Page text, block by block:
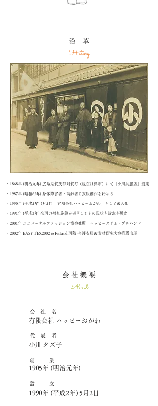
沿 革
History
・1868年 (明治元年) 広島県賀茂郡阿賀町（現在は呉市）にて「小川呉服店」創業
・1987年 (昭和62年) 身体障害者・高齢者の衣服創作を始める
​・1990年 (平成2年) 5月2日 「有限会社ハッピーおがわ」として法人化
・1991年 (平成3年) 全国の福祉施設を巡回してその現状と訴求を研究
・2001年 ユニバーサルファッション協会推薦 ハッピースリム・プチハンド
・2002年 EASY TEX2002 in Finland 国際･介護衣服＆素材研究大会推薦出展
会 社 概 要
About
会 社 名
有限会社 ハッピーおがわ
​代 表 者
小川 タズ子
創 業
1905年 (明治元年)
設 立
1990年 (平成2年) 5月2日